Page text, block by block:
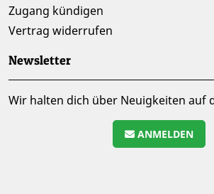
Zugang kündigen
Vertrag widerrufen
Newsletter
Wir halten dich über Neuigkeiten auf
ANMELDEN